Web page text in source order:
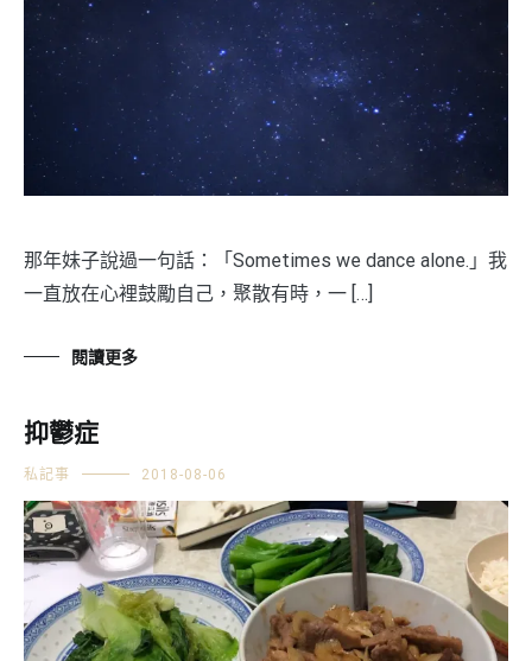
那年妹子說過一句話：「Sometimes we dance alone.」我
一直放在心裡鼓勵自己，聚散有時，一 […]
閱讀更多
抑鬱症
私記事 2018-08-06